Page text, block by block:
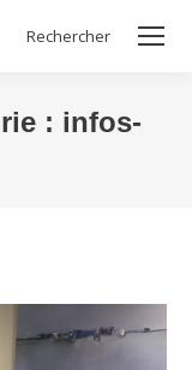
Search:
Rechercher
: infos-